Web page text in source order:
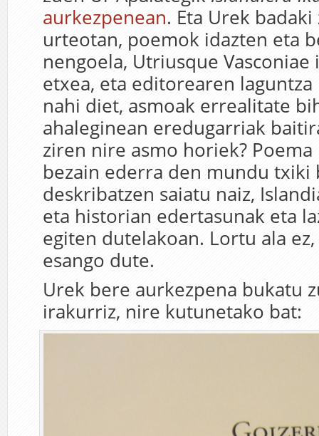
aurkezpenean. Eta Urek
urteotan, poemok idazten eta
nengoela, Utriusque
etxea, eta editorearen
nahi diet, asmoak errealitate
ahaleginean eredugarriak
ziren nire asmo horiek?
bezain ederra den mundu txiki
deskribatzen saiatu naiz,
eta historian edertasunak eta
egiten dutelakoan. Lortu ala
esango dute.
Urek bere aurkezpena bukatu
irakurriz, nire kutunetako bat: